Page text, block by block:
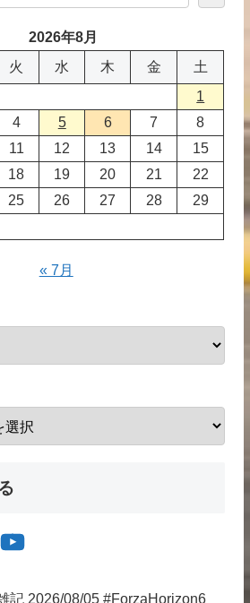
2026年8月
火 水 木 金
土
1
4 5 6 7
8
11 12 13 14
15
18 19 20 21
22
25 26 27 28
29
« 7月
YouTube
記 2026/08/05 #ForzaHorizon6